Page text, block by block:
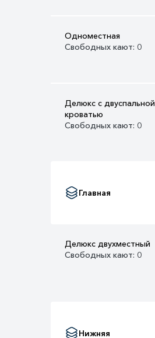
Одноместная
Свободных кают: 0
Делюкс с двуспальной
кроватью
Свободных кают: 0
Главная
Делюкс двухместный
Свободных кают: 0
Нижняя